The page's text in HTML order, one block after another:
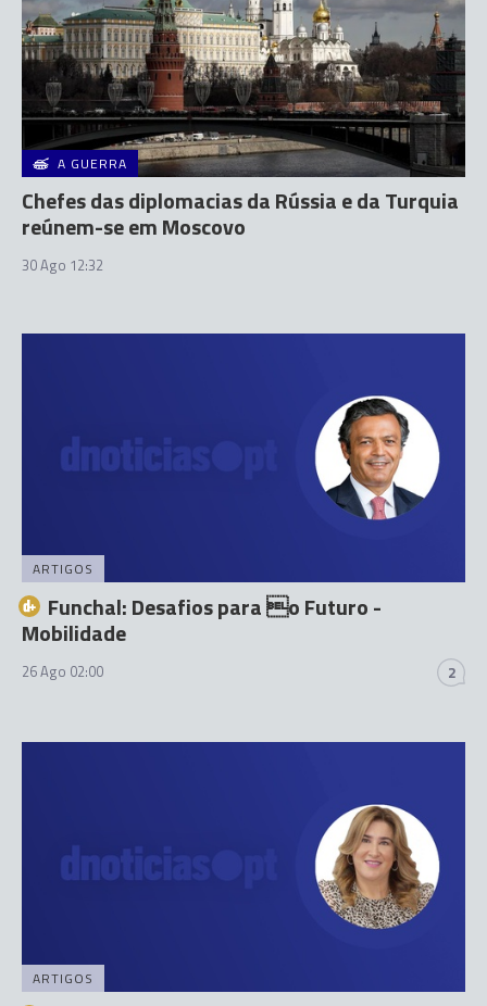
A GUERRA
Chefes das diplomacias da Rússia e da Turquia
reúnem-se em Moscovo
30 Ago 12:32
ARTIGOS
Funchal: Desafios para o Futuro -
Mobilidade
26 Ago 02:00 2
ARTIGOS